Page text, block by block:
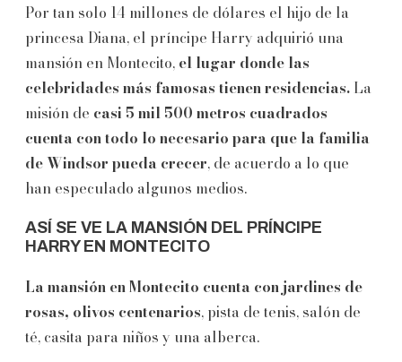
Por tan solo 14 millones de dólares el hijo de la
princesa Diana, el príncipe Harry adquirió una
mansión en Montecito, el lugar donde las
celebridades más famosas tienen residencias. La
misión de casi 5 mil 500 metros cuadrados
cuenta con todo lo necesario para que la familia
de Windsor pueda crecer, de acuerdo a lo que
han especulado algunos medios.
ASÍ SE VE LA MANSIÓN DEL PRÍNCIPE
HARRY EN MONTECITO
La mansión en Montecito cuenta con jardines de
rosas, olivos centenarios, pista de tenis, salón de
té, casita para niños y una alberca.